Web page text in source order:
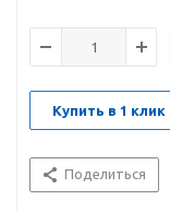
Купить в 1 клик
Поделиться